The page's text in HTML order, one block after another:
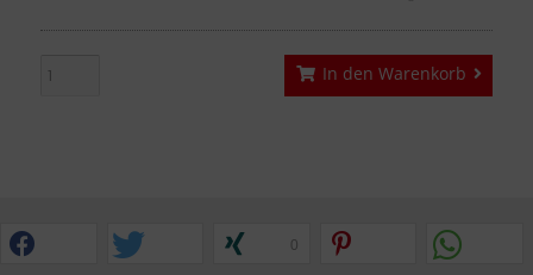
In den Warenkorb
0